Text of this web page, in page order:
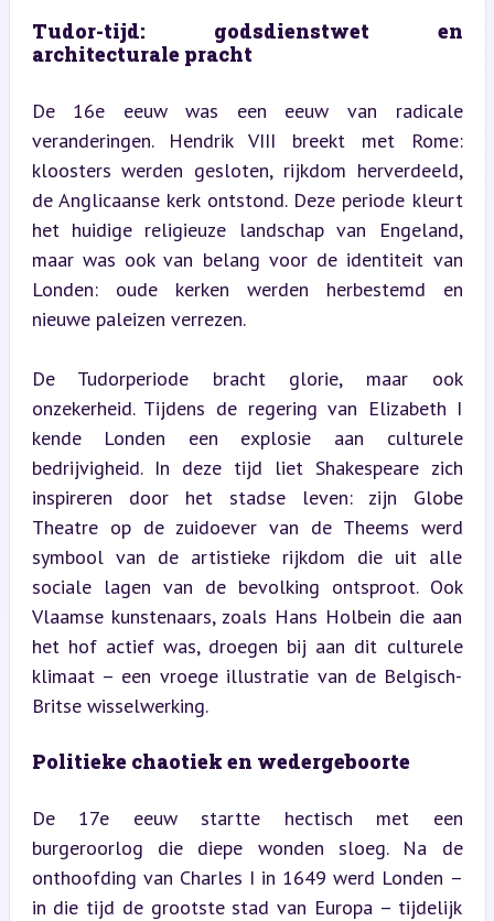
Tudor-tijd: godsdienstwet en
architecturale pracht
De 16e eeuw was een eeuw van radicale
veranderingen. Hendrik VIII breekt met Rome:
kloosters werden gesloten, rijkdom herverdeeld,
de Anglicaanse kerk ontstond. Deze periode kleurt
het huidige religieuze landschap van Engeland,
maar was ook van belang voor de identiteit van
Londen: oude kerken werden herbestemd en
nieuwe paleizen verrezen.
De Tudorperiode bracht glorie, maar ook
onzekerheid. Tijdens de regering van Elizabeth I
kende Londen een explosie aan culturele
bedrijvigheid. In deze tijd liet Shakespeare zich
inspireren door het stadse leven: zijn Globe
Theatre op de zuidoever van de Theems werd
symbool van de artistieke rijkdom die uit alle
sociale lagen van de bevolking ontsproot. Ook
Vlaamse kunstenaars, zoals Hans Holbein die aan
het hof actief was, droegen bij aan dit culturele
klimaat – een vroege illustratie van de Belgisch-
Britse wisselwerking.
Politieke chaotiek en wedergeboorte
De 17e eeuw startte hectisch met een
burgeroorlog die diepe wonden sloeg. Na de
onthoofding van Charles I in 1649 werd Londen –
in die tijd de grootste stad van Europa – tijdelijk